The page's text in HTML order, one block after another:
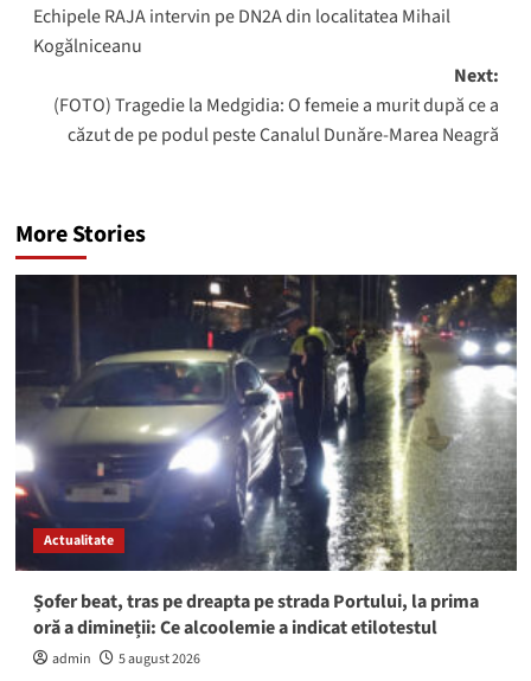
navigation
Echipele RAJA intervin pe DN2A din localitatea Mihail
Kogălniceanu
Next:
(FOTO) Tragedie la Medgidia: O femeie a murit după ce a
căzut de pe podul peste Canalul Dunăre-Marea Neagră
More Stories
Actualitate
Șofer beat, tras pe dreapta pe strada Portului, la prima
oră a dimineții: Ce alcoolemie a indicat etilotestul
admin 5 august 2026